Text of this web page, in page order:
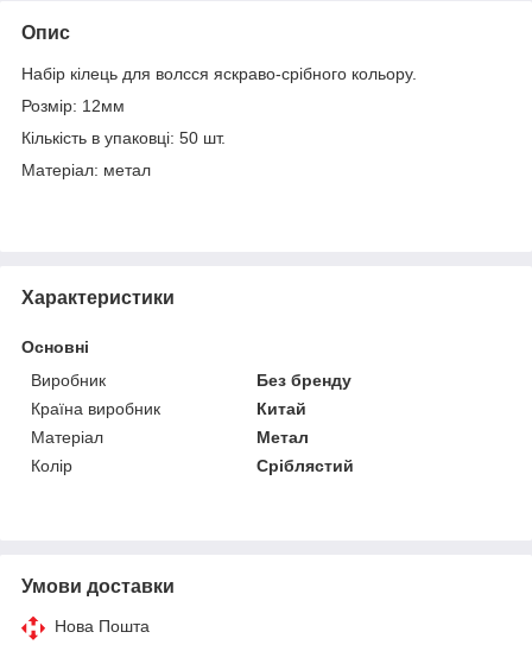
Опис
Набір кілець для волсся яскраво-срібного кольору.
Розмір: 12мм
Кількість в упаковці: 50 шт.
Матеріал: метал
Характеристики
Основні
Виробник
Без бренду
Країна виробник
Китай
Матеріал
Метал
Колір
Сріблястий
Умови доставки
Нова Пошта